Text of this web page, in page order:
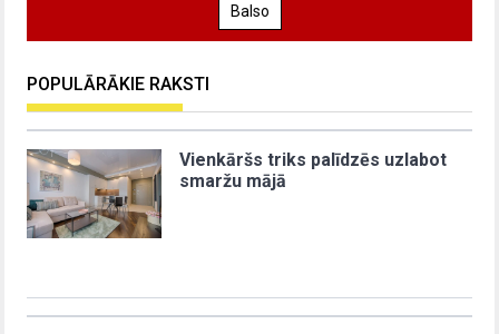
Balso
POPULĀRĀKIE RAKSTI
Vienkāršs triks palīdzēs uzlabot
smaržu mājā